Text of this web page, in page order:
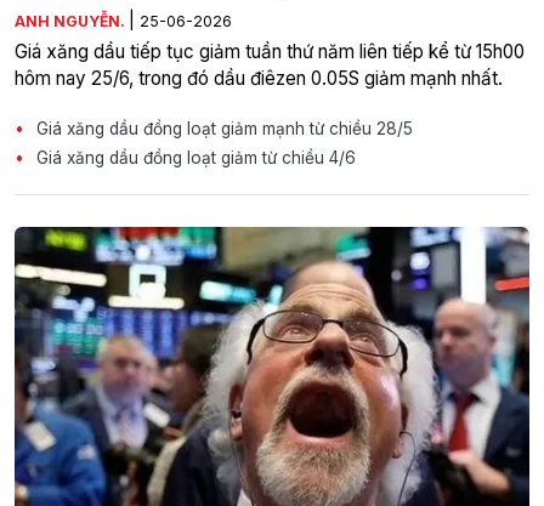
ANH NGUYỄN. 25-06-2026
Giá xăng dầu tiếp tục giảm tuần thứ năm liên tiếp kể từ 15h00
hôm nay 25/6, trong đó dầu điêzen 0.05S giảm mạnh nhất.
Giá xăng dầu đồng loạt giảm mạnh từ chiều 28/5
Giá xăng dầu đồng loạt giảm từ chiều 4/6